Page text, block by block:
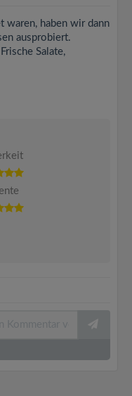
waren, haben wir dann
ausprobiert.
Salate,